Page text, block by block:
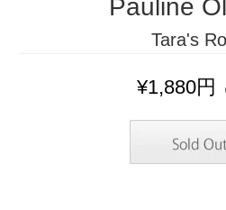
Pauline
Tara's
¥1,880円